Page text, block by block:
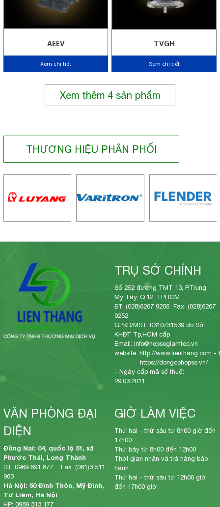
AEEV
Xem chi tiết
TVGH
Xem chi tiết
Xem thêm 4sản phẩm
THƯƠNG HIỆU PHÂN PHỐI
TRỤ SỞ CHÍNH
Số 252 đường TMT 13, P.Trung
Mỹ Tây, Q.12, TPHCM
ĐT: (028)6267 9256 Fax: (028)6267
9252
GPKD/MST: 0310731539 do Sở
KHĐT Tp,HCM cấp
Email: info@hopsogiamtoc.vn
website: http://www.lienthang.com -
https://dongcohopso.vn/
- Ngày cấp mã số thuế:
29.03.2011
VĂN PHÒNG ĐẠI
DIỆN
Đồng Nai: 04, quốc lộ 51, xã
Phước Thái, Long Thành
ĐT: 0969 691 877 Fax: (061)3 511
963
Hà Nội: 50 Đình Thôn, Mỹ Đình,
Từ Liêm, Hà Nội
HP: 0989 313 177
GIỜ LÀM VIỆC
Thứ hai - thứ sáu từ 8h00 giờ đến
17h00
Thứ bảy từ 8h00 đến 12h00
Thời gian nhận và trả hàng bảo
hành
Thứ hai - thứ sáu từ 12h00 giờ
đến 17h00 giờ